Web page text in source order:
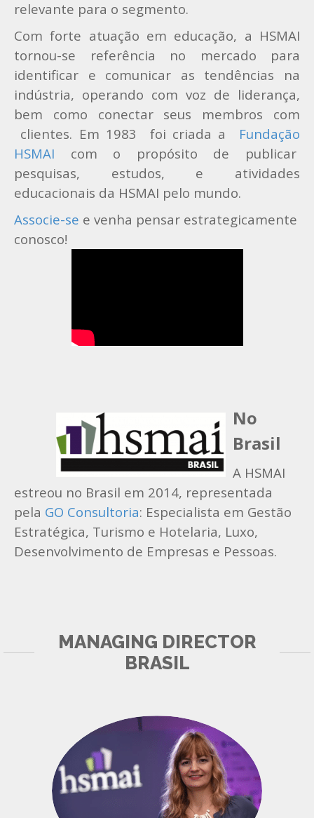
relevante para o segmento.
Com forte atuação em educação, a HSMAI
tornou-se referência no mercado para
identificar e comunicar as tendências na
indústria, operando com voz de liderança,
bem como conectar seus membros com
clientes. Em 1983 foi criada a
Fundação
HSMAI com o propósito de publicar
pesquisas, estudos, e atividades
educacionais da HSMAI pelo mundo.
Associe-se e venha pensar estrategicamente
conosco!
No
Brasil
A HSMAI
estreou no Brasil em 2014, representada
pela GO Consultoria: Especialista em Gestão
Estratégica, Turismo e Hotelaria, Luxo,
Desenvolvimento de Empresas e Pessoas.
MANAGING DIRECTOR
BRASIL